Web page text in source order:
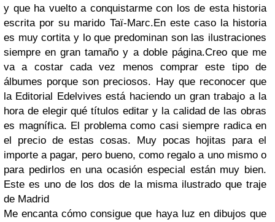
y que ha vuelto a conquistarme con los de esta historia
escrita por su marido Taï-Marc.En este caso la historia
es muy cortita y lo que predominan son las ilustraciones
siempre en gran tamaño y a doble página.Creo que me
va a costar cada vez menos comprar este tipo de
álbumes porque son preciosos. Hay que reconocer que
la Editorial Edelvives está haciendo un gran trabajo a la
hora de elegir qué títulos editar y la calidad de las obras
es magnífica. El problema como casi siempre radica en
el precio de estas cosas. Muy pocas hojitas para el
importe a pagar, pero bueno, como regalo a uno mismo o
para pedirlos en una ocasión especial están muy bien.
Este es uno de los dos de la misma ilustrado que traje
de Madrid
Me encanta cómo consigue que haya luz en dibujos que